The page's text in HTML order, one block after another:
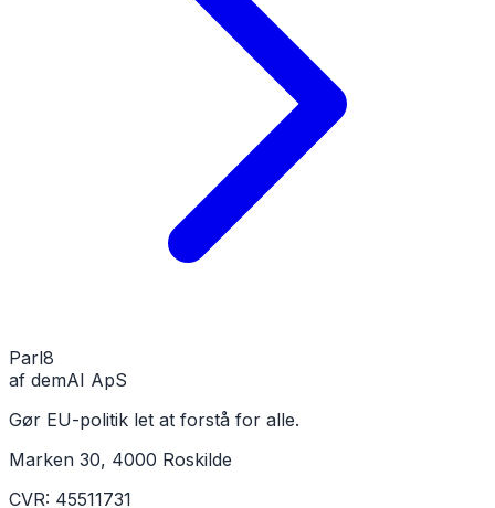
Parl8
af demAI ApS
Gør EU-politik let at forstå for alle.
Marken 30, 4000 Roskilde
CVR: 45511731